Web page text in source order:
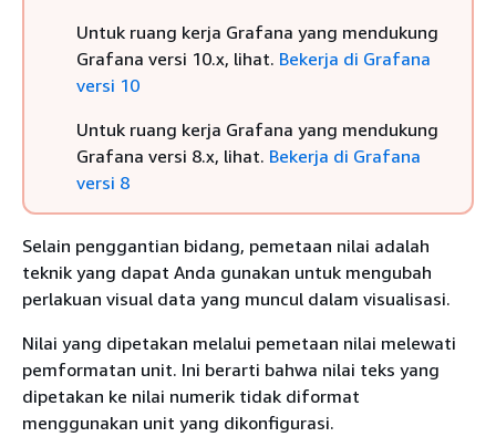
Untuk ruang kerja Grafana yang mendukung
Grafana versi 10.x, lihat. Bekerja di Grafana
versi 10
Untuk ruang kerja Grafana yang mendukung
Grafana versi 8.x, lihat. Bekerja di Grafana
versi 8
Selain penggantian bidang, pemetaan nilai adalah
teknik yang dapat Anda gunakan untuk mengubah
perlakuan visual data yang muncul dalam visualisasi.
Nilai yang dipetakan melalui pemetaan nilai melewati
pemformatan unit. Ini berarti bahwa nilai teks yang
dipetakan ke nilai numerik tidak diformat
menggunakan unit yang dikonfigurasi.